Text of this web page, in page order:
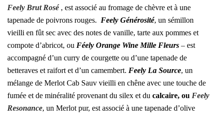
Feely Brut Rosé, est associé au fromage de chèvre et à une
tapenade de poivrons rouges. Feely Générosité, un sémillon
vieilli en fût sec avec des notes de vanille, tarte aux pommes et
compote d’abricot, ou Féely Orange Wine Mille Fleurs – est
accompagné d’un curry de courgette ou d’une tapenade de
betteraves et raifort et d’un camembert. Feely La Source, un
mélange de Merlot Cab Sauv vieilli en chêne avec une touche de
fumée et de minéralité provenant du silex et du calcaire, ou Feely
Resonance, un Merlot pur, est associé à une tapenade d’olive